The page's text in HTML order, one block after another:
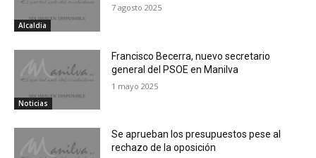
Alcaldia
7 agosto 2025
Noticias
Francisco Becerra, nuevo secretario
general del PSOE en Manilva
1 mayo 2025
Se aprueban los presupuestos pese al
rechazo de la oposición